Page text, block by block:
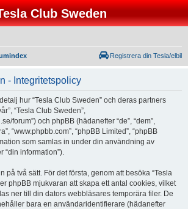
Club Sweden
Registrera din Tesla/elbil
- Integritetspolicy
hur “Tesla Club Sweden” och deras partners
“Tesla Club Sweden”,
forum”) och phpBB (hädanefter “de”, “dem”,
“www.phpbb.com”, “phpBB Limited”, “phpBB
som samlas in under din användning av
“din information”).
på två sätt. För det första, genom att besöka “Tesla
phpBB mjukvaran att skapa ett antal cookies, vilket
ner till din dators webbläsares temporära filer. De
bara en användaridentifierare (hädanefter